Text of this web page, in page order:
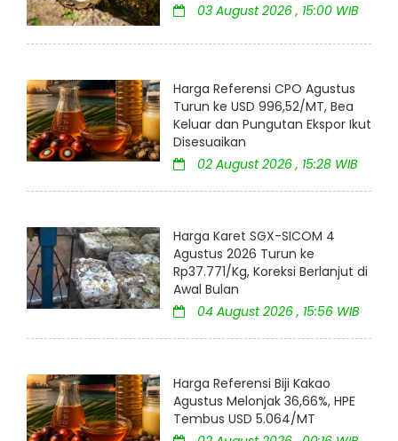
03 August 2026 , 15:00 WIB
Harga Referensi CPO Agustus
Turun ke USD 996,52/MT, Bea
Keluar dan Pungutan Ekspor Ikut
Disesuaikan
02 August 2026 , 15:28 WIB
Harga Karet SGX-SICOM 4
Agustus 2026 Turun ke
Rp37.771/Kg, Koreksi Berlanjut di
Awal Bulan
04 August 2026 , 15:56 WIB
Harga Referensi Biji Kakao
Agustus Melonjak 36,66%, HPE
Tembus USD 5.064/MT